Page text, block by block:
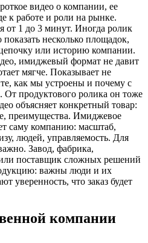
видео о компании, ее
к работе и роли на рынке.
от 1 до 3 минут. Иногда ролик
несколько площадок,
или историю компании.
имиджевый формат не давит
мягче. Показывает не
как мы устроены и почему с
От продуктового ролика он тоже
объясняет конкретный товар:
преимущества. Имиджевое
саму компанию: масштаб,
людей, управляемость. Для
Завод, фабрика,
поставщик сложных решений
важны люди и их
уверенность, что заказ будет
компании